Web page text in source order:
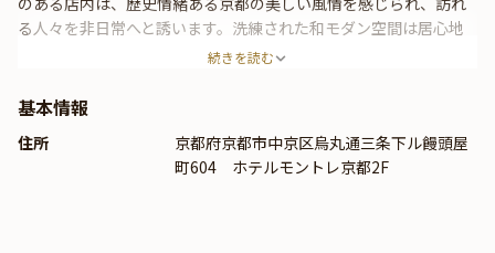
る人々を非日常へと誘います。洗練された和モダン空間は居心地
が良く、とっておきの記念日や、ご両家のお顔合わせ、ご家族様
の数々は目にも美しく、四季折々の美食を存分にご堪能いただけ
い。
続きを読む
基本情報
住所
京都府京都市中京区烏丸通三条下ル饅頭屋
町604 ホテルモントレ京都2F